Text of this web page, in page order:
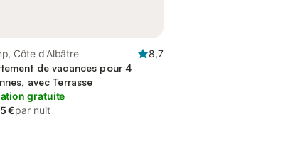
Côte d'Albâtre
8,7
de vacances pour 4
avec Terrasse
gratuite
€par nuit